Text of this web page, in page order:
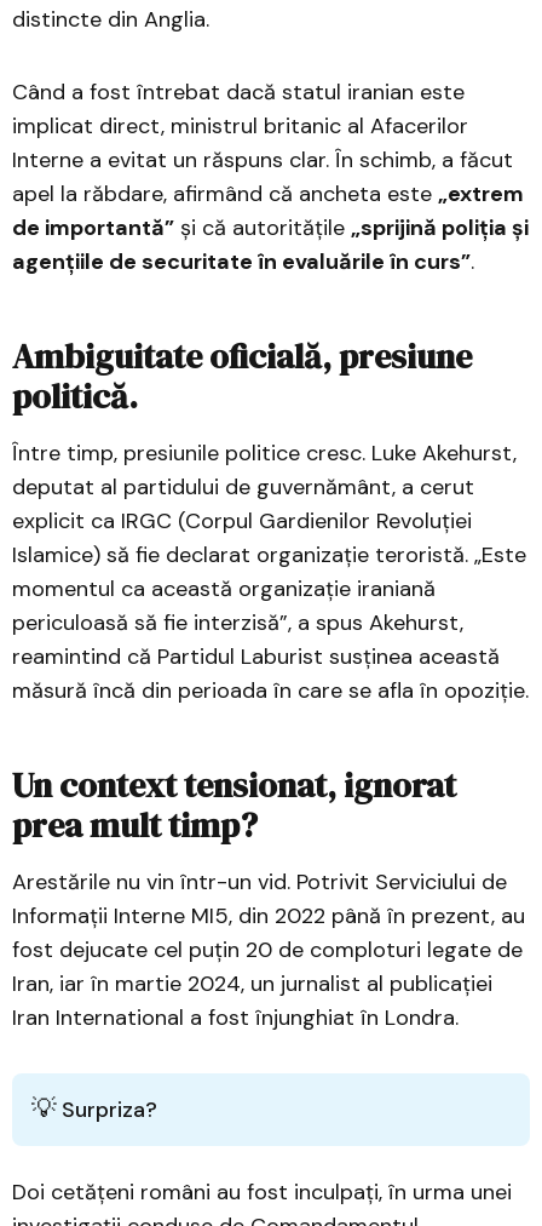
distincte din Anglia.
Când a fost întrebat dacă statul iranian este
implicat direct, ministrul britanic al Afacerilor
Interne a evitat un răspuns clar. În schimb, a făcut
apel la răbdare, afirmând că ancheta este „extrem
de importantă” și că autoritățile „sprijină poliția și
agențiile de securitate în evaluările în curs”.
Ambiguitate oficială, presiune
politică.
Între timp, presiunile politice cresc. Luke Akehurst,
deputat al partidului de guvernământ, a cerut
explicit ca IRGC (Corpul Gardienilor Revoluției
Islamice) să fie declarat organizație teroristă. „Este
momentul ca această organizație iraniană
periculoasă să fie interzisă”, a spus Akehurst,
reamintind că Partidul Laburist susținea această
măsură încă din perioada în care se afla în opoziție.
Un context tensionat, ignorat
prea mult timp?
Arestările nu vin într-un vid. Potrivit Serviciului de
Informații Interne MI5, din 2022 până în prezent, au
fost dejucate cel puțin 20 de comploturi legate de
Iran, iar în martie 2024, un jurnalist al publicației
Iran International a fost înjunghiat în Londra.
💡 Surpriza?
Doi cetățeni români au fost inculpați, în urma unei